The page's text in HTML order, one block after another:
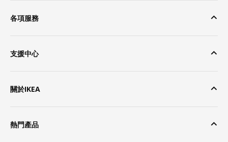
各項服務
支援中心
關於IKEA
熱門產品